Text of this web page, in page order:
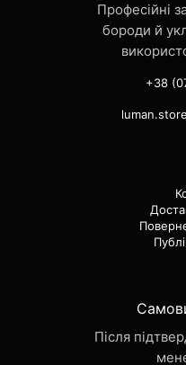
Професійні
бороди й
+38
Після